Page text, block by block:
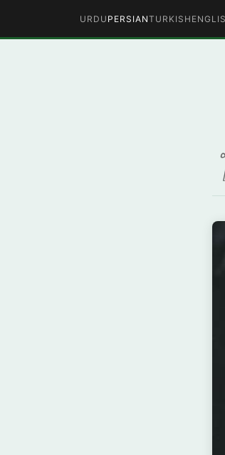
TURKISH
PERSIAN
URDU